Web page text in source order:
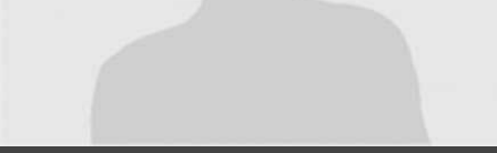
JBCF ROAD SERIESとは